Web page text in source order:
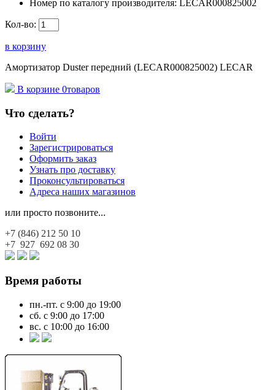
Номер по каталогу производителя: LECAR000825002
Кол-во:
в корзину
Амортизатор Duster передний (LECAR000825002) LECAR
В корзине 0товаров
Что сделать?
Войти
Зарегистрироваться
Оформить заказ
Узнать про доставку
Проконсультироваться
Адреса наших магазинов
или просто позвоните...
+7 (846) 212 50 10
+7 927 692 08 30
Время работы
пн.-пт. с 9:00 до 19:00
сб. с 9:00 до 17:00
вс. с 10:00 до 16:00